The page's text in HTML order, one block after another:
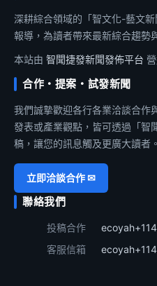
深耕綜合領域的「智文化-藝文
報導，為讀者帶來最新綜合趨勢
本站由 智聞捷發新聞發佈平台
合作・提案・試發新聞
我們誠摯歡迎各行各業洽談合作
發表或產業觀點，皆可透過「智
稿，讓您的訊息觸及更廣大讀者。
立即洽談合作 ✉
聯絡我們
投稿合作
客服信箱